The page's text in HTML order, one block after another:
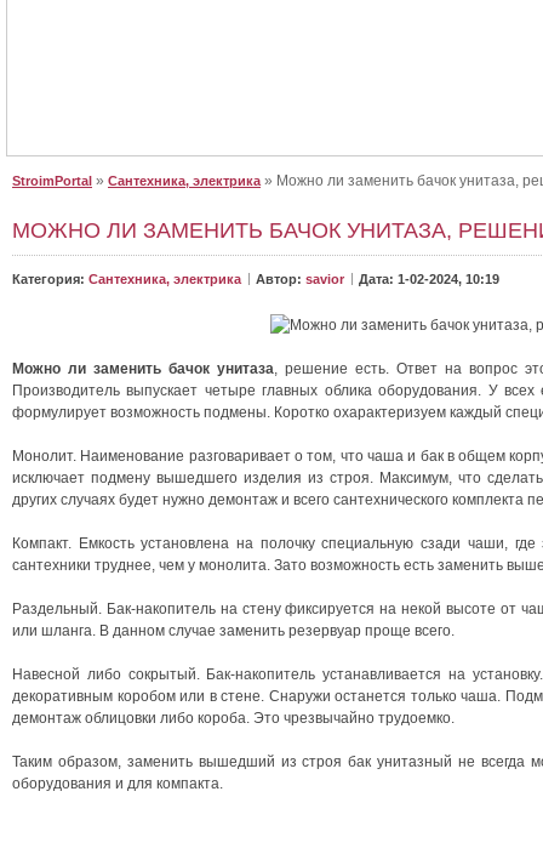
StroimPortal » Сантехника, электрика» Можно ли заменить бачок унитаза,
МОЖНО ЛИ ЗАМЕНИТЬ БАЧОК УНИТАЗА,
Категория: Сантехника, электрика Автор: savior Дата: 1-02-2024, 10:19
Можно ли заменить бачок унитаза, решение есть. Ответ на вопрос
Производитель выпускает четыре главных облика оборудования. У
формулирует возможность подмены. Коротко охарактеризуем каждый
Монолит. Наименование разговаривает о том, что чаша и бак в общем
исключает подмену вышедшего изделия из строя. Максимум, что
других случаях будет нужно демонтаж и всего сантехнического комплекта
Компакт. Емкость установлена на полочку специальную сзади чаши,
сантехники труднее, чем у монолита. Зато возможность есть заменить
Раздельный. Бак-накопитель на стену фиксируется на некой высоте от
или шланга. В данном случае заменить резервуар проще всего.
Навесной либо сокрытый. Бак-накопитель устанавливается на
декоративным коробом или в стене. Снаружи останется только чаша.
демонтаж облицовки либо короба. Это чрезвычайно трудоемко.
Таким образом, заменить вышедший из строя бак унитазный не всегда
оборудования и для компакта.